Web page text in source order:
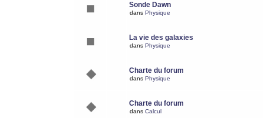
Sonde Dawn
dans Physique
La vie des galaxies
dans Physique
Charte du forum
dans Physique
Charte du forum
dans Calcul